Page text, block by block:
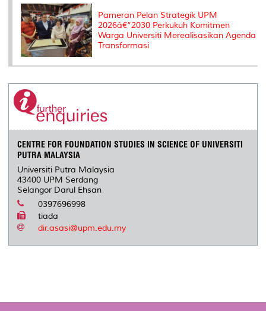
Pameran Pelan Strategik UPM
2026â€“2030 Perkukuh Komitmen
Warga Universiti Merealisasikan Agenda
Transformasi
CENTRE FOR FOUNDATION STUDIES IN SCIENCE OF UNIVERSITI
PUTRA MALAYSIA
Universiti Putra Malaysia
43400 UPM Serdang
Selangor Darul Ehsan
0397696998
tiada
dir.asasi@upm.edu.my